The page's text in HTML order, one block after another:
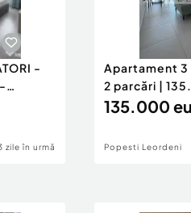
-
zile în urmă
Apartament 3
2 parcări |
135.000
Popesti Leordeni